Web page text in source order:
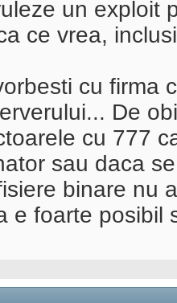
un exploit
ce vrea,
cu firma
De
cu 777
sau daca
binare nu
e foarte posibil